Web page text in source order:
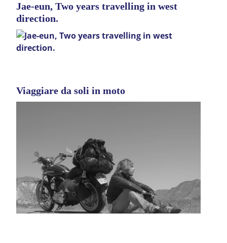
Jae-eun, Two years travelling in west
direction.
Viaggiare da soli in moto